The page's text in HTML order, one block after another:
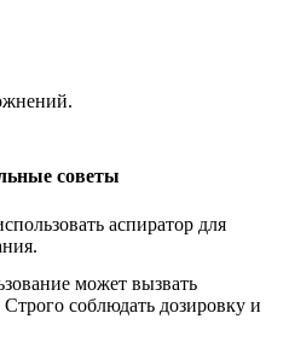
советы
аспиратор для
может вызвать
соблюдать дозировку и